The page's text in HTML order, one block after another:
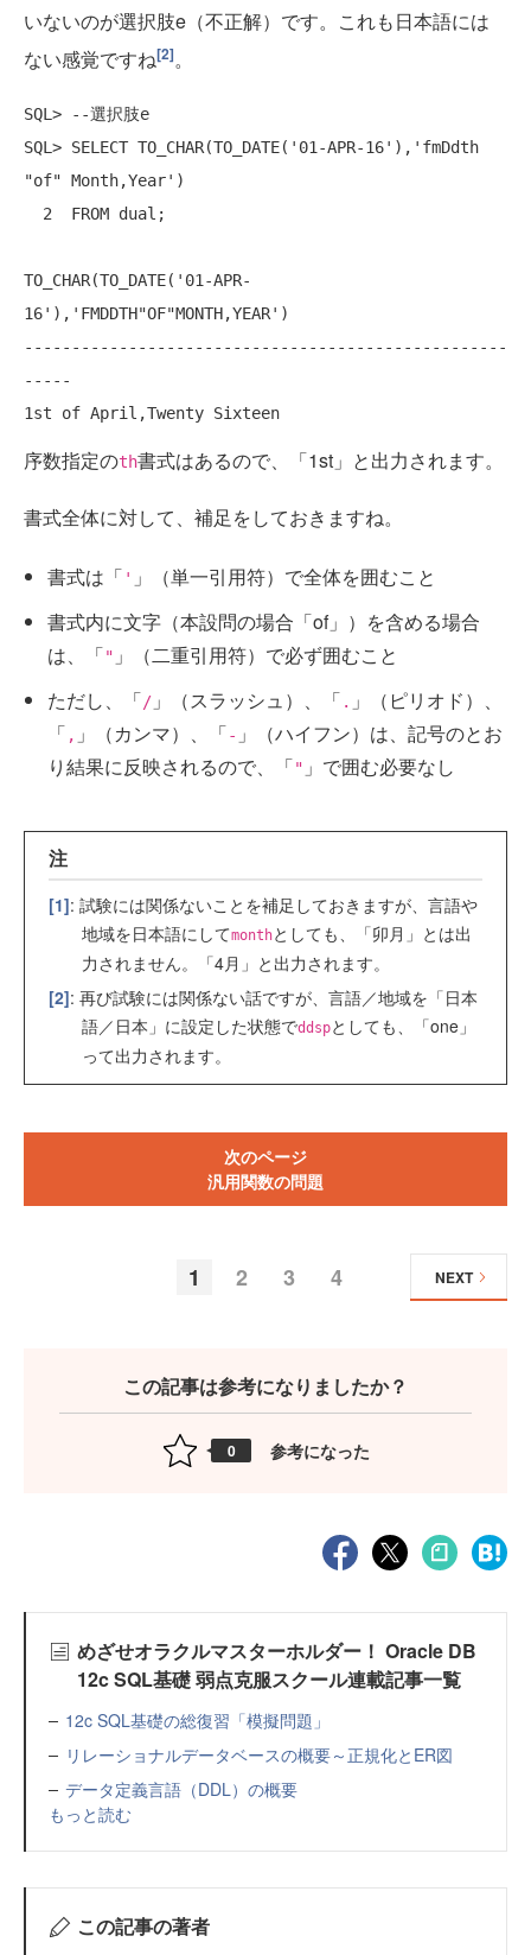
いないのが選択肢e（不正解）です。これも日本語には
ない感覚ですね[2]。
SQL> --選択肢e
SQL> SELECT TO_CHAR(TO_DATE('01-APR-16'),'fmDdth
"of" Month,Year')
TO_CHAR(TO_DATE('01-APR-
16'),'FMDDTH"OF"MONTH,YEAR')
---------------------------------------------------
-----
1st of April,Twenty Sixteen
序数指定のth書式はあるので、「1st」と出力されます。
書式全体に対して、補足をしておきますね。
書式は「 ' 」（単一引用符）で全体を囲むこと
書式内に文字（本設問の場合「of」）を含める場合
は、「" 」（二重引用符）で必ず囲むこと
ただし、「/ 」（スラッシュ）、「 . 」（ピリオド）、
「 , 」（カンマ）、「- 」（ハイフン）は、記号のとお
り結果に反映されるので、「" 」で囲む必要なし
注
[1]: 試験には関係ないことを補足しておきますが、言語や
地域を日本語にしてmonthとしても、「卯月」とは出
力されません。「4月」と出力されます。
[2]: 再び試験には関係ない話ですが、言語／地域を「日本
語／日本」に設定した状態でddspとしても、「one」
って出力されます。
次のページ
汎用関数の問題
1 2 3 4 NEXT
この記事は参考になりましたか？
0 参考になった
めざせオラクルマスターホルダー！ Oracle DB
12c SQL基礎 弱点克服スクール連載記事一覧
12c SQL基礎の総復習「模擬問題」
リレーショナルデータベースの概要～正規化とER図
データ定義言語（DDL）の概要
もっと読む
この記事の著者